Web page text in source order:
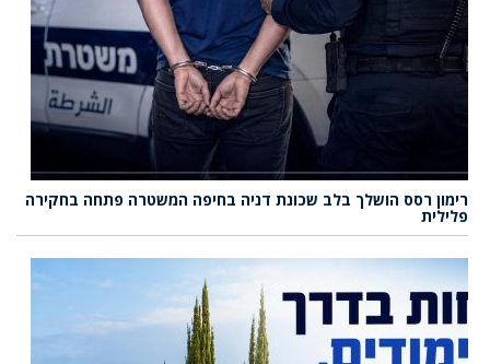
רימון רסס הושלך בלב שכונת דניה בחיפה המשטרה פתחה בחקירה
פלילית